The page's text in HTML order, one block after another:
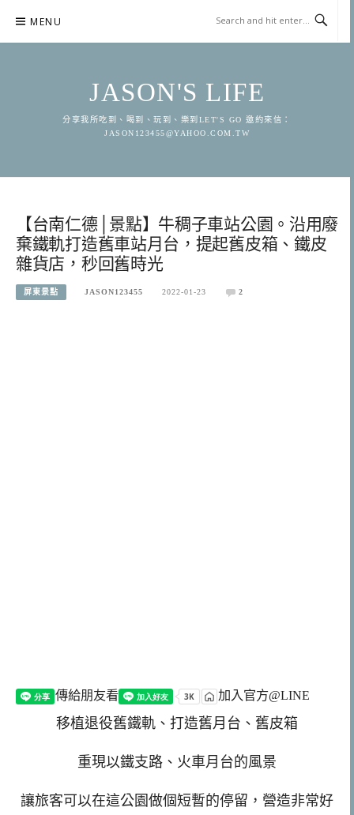
content
MENU
JASON'S LIFE
分享我所吃到、喝到、玩到、樂到LET'S GO 邀約來信：
JASON123455@YAHOO.COM.TW
【台南仁德│景點】牛稠子車站公園。沿用廢
棄鐵軌打造舊車站月台，提起舊皮箱、鐵皮
雜貨店，秒回舊時光
屏東景點 JASON123455 2022-01-23 2
傳給朋友看 加入官方@LINE
移植退役舊鐵軌、打造舊月台、舊皮箱
重現以鐵支路、火車月台的風景
讓旅客可以在這公園做個短暫的停留，營造非常好